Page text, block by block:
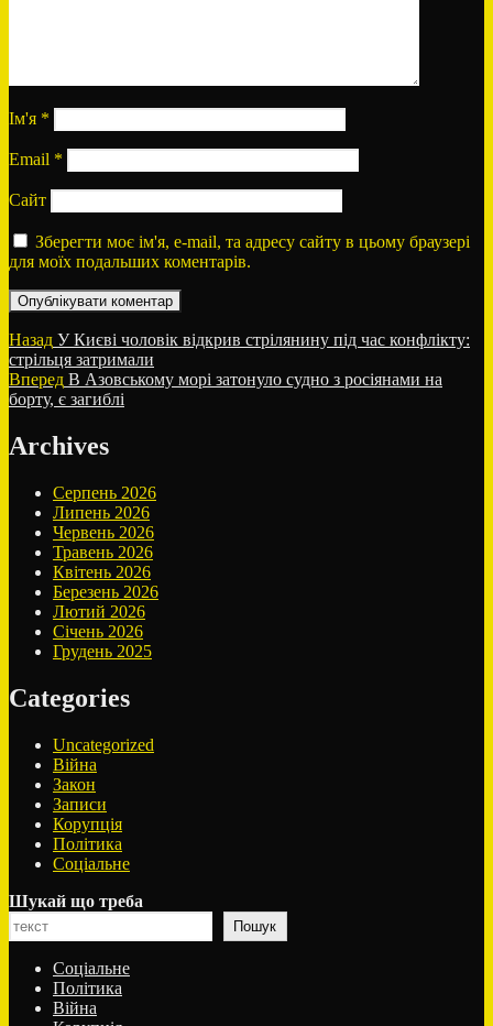
Ім'я *
Email *
Сайт
Зберегти моє ім'я, e-mail, та адресу сайту в цьому браузері
для моїх подальших коментарів.
Навігація
записів
Назад Попередній
запис:
У Києві чоловік відкрив стрілянину під час конфлікту:
стрільця затримали
Вперед Наступний
запис:
В Азовському морі затонуло судно з росіянами на
борту, є загиблі
Archives
Серпень 2026
Липень 2026
Червень 2026
Травень 2026
Квітень 2026
Березень 2026
Лютий 2026
Січень 2026
Грудень 2025
Categories
Uncategorized
Війна
Закон
Записи
Корупція
Політика
Соціальне
Шукай що треба
Пошук
Соціальне
Політика
Війна